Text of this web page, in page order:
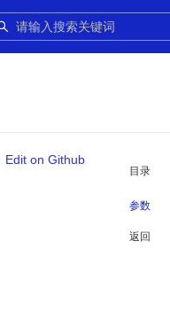
目录
参数
返回
Edit on Github